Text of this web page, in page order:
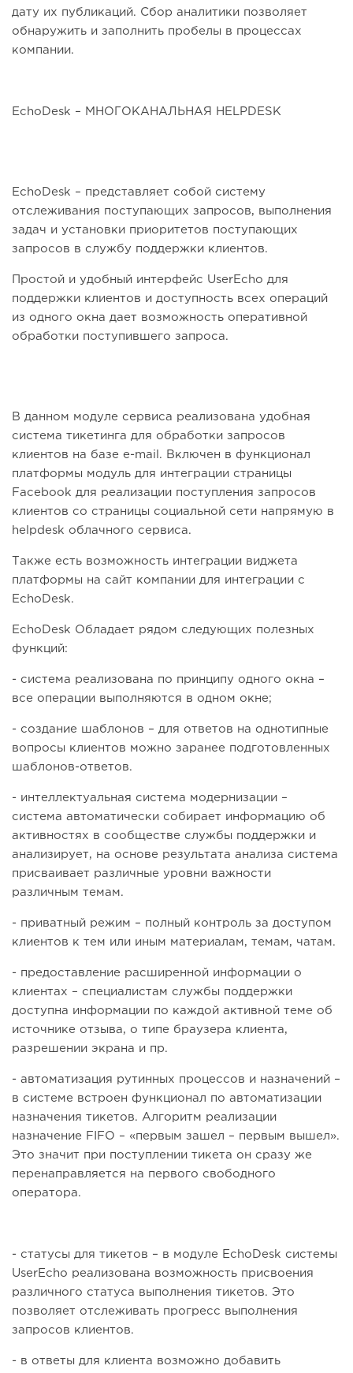
дату их публикаций. Сбор аналитики позволяет
обнаружить и заполнить пробелы в процессах
компании.
EchoDesk – МНОГОКАНАЛЬНАЯ HELPDESK
EchoDesk – представляет собой систему
отслеживания поступающих запросов, выполнения
задач и установки приоритетов поступающих
запросов в службу поддержки клиентов.
Простой и удобный интерфейс UserEcho для
поддержки клиентов и доступность всех операций
из одного окна дает возможность оперативной
обработки поступившего запроса.
В данном модуле сервиса реализована удобная
система тикетинга для обработки запросов
клиентов на базе e-mail. Включен в функционал
платформы модуль для интеграции страницы
Facebook для реализации поступления запросов
клиентов со страницы социальной сети напрямую в
helpdesk облачного сервиса.
Также есть возможность интеграции виджета
платформы на сайт компании для интеграции с
EchoDesk.
EchoDesk Обладает рядом следующих полезных
функций:
- система реализована по принципу одного окна –
все операции выполняются в одном окне;
- создание шаблонов – для ответов на однотипные
вопросы клиентов можно заранее подготовленных
шаблонов-ответов.
- интеллектуальная система модернизации –
система автоматически собирает информацию об
активностях в сообществе службы поддержки и
анализирует, на основе результата анализа система
присваивает различные уровни важности
различным темам.
- приватный режим – полный контроль за доступом
клиентов к тем или иным материалам, темам, чатам.
- предоставление расширенной информации о
клиентах – специалистам службы поддержки
доступна информации по каждой активной теме об
источнике отзыва, о типе браузера клиента,
разрешении экрана и пр.
- автоматизация рутинных процессов и назначений –
в системе встроен функционал по автоматизации
назначения тикетов. Алгоритм реализации
назначение FIFO – «первым зашел – первым вышел».
Это значит при поступлении тикета он сразу же
перенаправляется на первого свободного
оператора.
- статусы для тикетов – в модуле EchoDesk системы
UserEcho реализована возможность присвоения
различного статуса выполнения тикетов. Это
позволяет отслеживать прогресс выполнения
запросов клиентов.
- в ответы для клиента возможно добавить